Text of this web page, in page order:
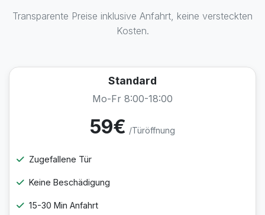
Transparente Preise inklusive Anfahrt, keine versteckten
Kosten.
Standard
Mo-Fr 8:00-18:00
59€ /Türöffnung
Zugefallene Tür
Keine Beschädigung
15-30 Min Anfahrt